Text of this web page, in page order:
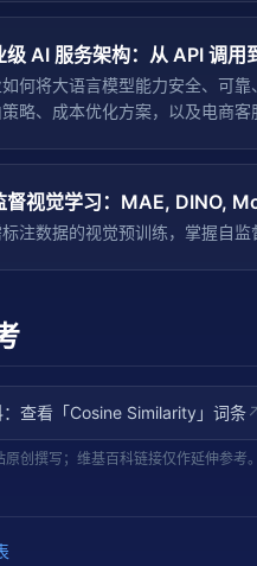
级 AI 服务架构：从 API 调
何将大语言模型能力安全、可
略、成本优化方案，以及电商
督视觉学习：MAE, DINO,
注数据的视觉预训练，掌握自
查看「Cosine Similarity 」词条
创撰写；维基百科链接仅作延伸参考。